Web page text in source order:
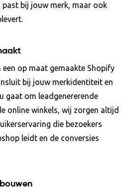
past bij jouw merk, maar ook
een op maat gemaakte Shopify
bij jouw merkidentiteit en
gaat om leadgenererende
online winkels, wij zorgen altijd
die bezoekers
leidt en de conversies